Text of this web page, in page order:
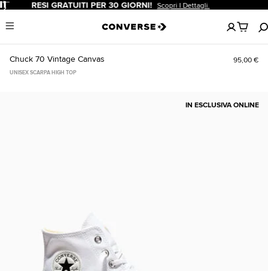
Pause SCONTO DEL 20% PER I NUOVI CLIENTI.
Menu
Nessun
articoli
nel
Chuck 70 Vintage Canvas 95,00 €
UNISEX SCARPA HIGH TOP
IN ESCLUSIVA ONLINE